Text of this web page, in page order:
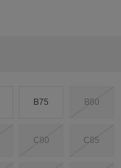
B75 B80
C80 C85